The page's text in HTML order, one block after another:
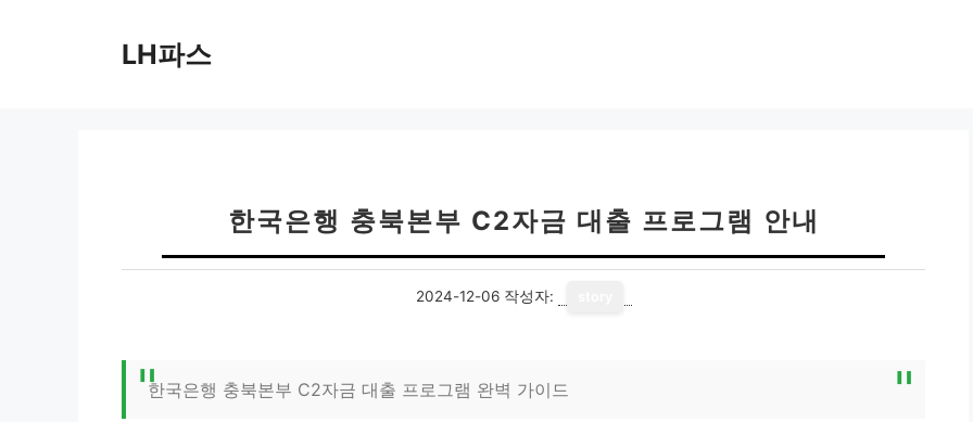
LH파스
한국은행 충북본부 C2자금 대출 프로그램 안내
2024-12-06 작성자:
한국은행 충북본부 C2자금 대출 프로그램 완벽 가이드